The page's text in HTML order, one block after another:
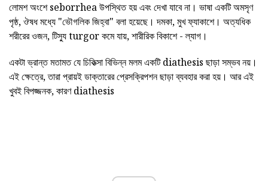
লোমশ অংশে seborrhea উপস্থিত হয় এবং দেখা যাবে না। ভাষা একটি অমসৃণ
পৃষ্ঠ, ঔষধ মধ্যে "ভৌগলিক জিহ্বা" বলা হয়েছে। দমকা, মুখ ফ্যাকাশে। অত্যধিক
শরীরের ওজন, টিস্যু turgor কমে যায়, শারীরিক বিকাশে - ল্যাগ।
একটা ভ্রান্ত মতামত যে চিকিত্সা বিভিন্ন মলম একটি diathesis ছাড়া সম্ভব নয়।
এই ক্ষেত্রে, তারা প্রায়ই ডাক্তারের প্রেসক্রিপশন ছাড়া ব্যবহার করা হয়। আর এই
খুবই বিপজ্জনক, কারণ diathesis